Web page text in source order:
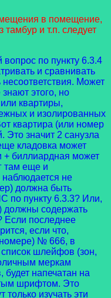
в помещение,
и т.п. следует
вопрос по пункту 6.3.4
и сравнивать
несоответствия. Может
этого, но
квартиры,
и изолированных
квартира (или номер
Это значит 2 санузла
кладовка может
+ биллиардная может
там еще и
не
должна быть
по пункту 6.3.3? Или,
должны содержать
Если последнее
если что,
№ 666, в
шлейфов (зон,
меркам
будет напечатан на
шрифтом. Это
изучать эти